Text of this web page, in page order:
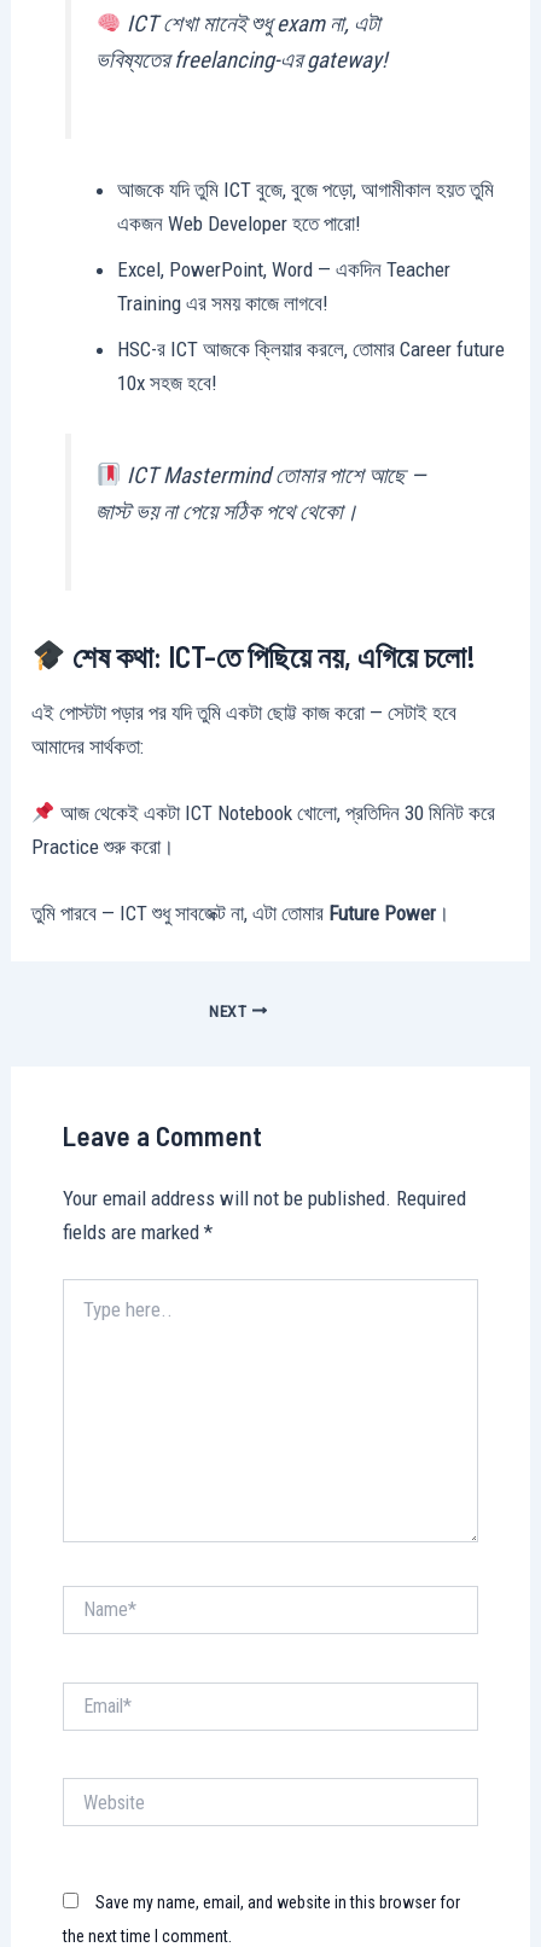
ICT শেখা মানেই শুধু exam না, এটা
ভবিষ্যতের freelancing-এর gateway!
আজকে যদি তুমি ICT বুজে, বুজে পড়ো, আগামীকাল হয়ত তুমি
একজন Web Developer হতে পারো!
Excel, PowerPoint, Word — একদিন Teacher
Training এর সময় কাজে লাগবে!
HSC-র ICT আজকে ক্লিয়ার করলে, তোমার Career future
10x সহজ হবে!
ICT Mastermind তোমার পাশে আছে —
জাস্ট ভয় না পেয়ে সঠিক পথে থেকো।
শেষ কথা: ICT-তে পিছিয়ে নয়, এগিয়ে চলো!
এই পোস্টটা পড়ার পর যদি তুমি একটা ছোট্ট কাজ করো — সেটাই হবে
আমাদের সার্থকতা:
আজ থেকেই একটা ICT Notebook খোলো, প্রতিদিন 30 মিনিট করে
Practice শুরু করো।
তুমি পারবে — ICT শুধু সাবজেক্ট না, এটা তোমার Future Power ।
NEXT
Leave a Comment
Your email address will not be published. Required
fields are marked *
here..
Save my name, email, and website in this browser for
the next time I comment.